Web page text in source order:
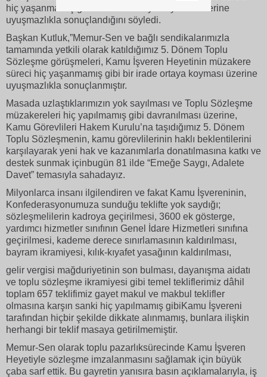
hiç yaşanmamış gibi bir irade ortaya koyması üzerine
uyuşmazlıkla sonuçlandığını söyledi.
Başkan Kutluk,”Memur-Sen ve bağlı sendikalarımızla
tamamında yetkili olarak katıldığımız 5. Dönem Toplu
Sözleşme görüşmeleri, Kamu İşveren Heyetinin müzakere
süreci hiç yaşanmamış gibi bir irade ortaya koyması üzerine
uyuşmazlıkla sonuçlanmıştır.
Masada uzlaştıklarımızın yok sayılması ve Toplu Sözleşme
müzakereleri hiç yapılmamış gibi davranılması üzerine,
Kamu Görevlileri Hakem Kurulu’na taşıdığımız 5. Dönem
Toplu Sözleşmenin, kamu görevlilerinin haklı beklentilerini
karşılayarak yeni hak ve kazanımlarla donatılmasına katkı ve
destek sunmak içinbugün 81 ilde “Emeğe Saygı, Adalete
Davet” temasıyla sahadayız.
Milyonlarca insanı ilgilendiren ve fakat Kamu İşvereninin,
Konfederasyonumuza sunduğu teklifte yok saydığı;
sözleşmelilerin kadroya geçirilmesi, 3600 ek gösterge,
yardımcı hizmetler sınıfının Genel İdare Hizmetleri sınıfına
geçirilmesi, kademe derece sınırlamasının kaldırılması,
bayram ikramiyesi, kılık-kıyafet yasağının kaldırılması,
gelir vergisi mağduriyetinin son bulması, dayanışma aidatı
ve toplu sözleşme ikramiyesi gibi temel tekliflerimiz dâhil
toplam 657 teklifimiz gayet makul ve makbul teklifler
olmasına karşın sanki hiç yapılmamış gibiKamu İşvereni
tarafından hiçbir şekilde dikkate alınmamış, bunlara ilişkin
herhangi bir teklif masaya getirilmemiştir.
Memur-Sen olarak toplu pazarlıksürecinde Kamu İşveren
Heyetiyle sözleşme imzalanmasını sağlamak için büyük
çaba sarf ettik. Bu gayretin yanısıra basın açıklamalarıyla, iş